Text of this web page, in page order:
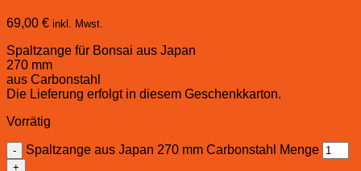
69,00 € inkl. Mwst.
Spaltzange für Bonsai aus Japan
270 mm
aus Carbonstahl
Die Lieferung erfolgt in diesem Geschenkkarton.
Vorrätig
Spaltzange aus Japan 270 mm Carbonstahl Menge